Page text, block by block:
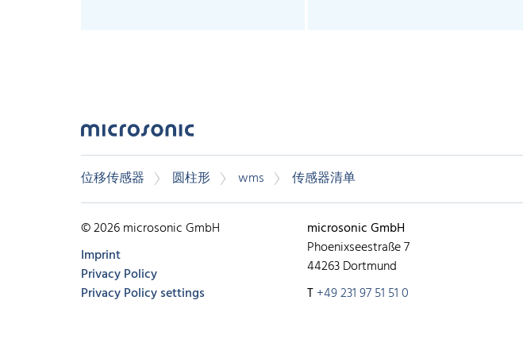
位移传感器 圆柱形 wms 传感器清单
© 2026 microsonic GmbH
Imprint
Privacy Policy
Privacy Policy settings
microsonic GmbH
Phoenixseestraße 7
44263 Dortmund
T+49 231 97 51 51 0